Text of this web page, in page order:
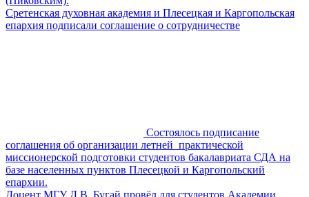
Сретенская духовная академия и Плесецкая и Каргопольская
епархия подписали соглашение о сотрудничестве
Состоялось подписание
соглашения об организации летней практической
миссионерской подготовки студентов бакалавриата СДА на
базе населенных пунктов Плесецкой и Каргопольский
епархии.
Доцент МГУ Д.В. Бугай провёл для студентов Академии